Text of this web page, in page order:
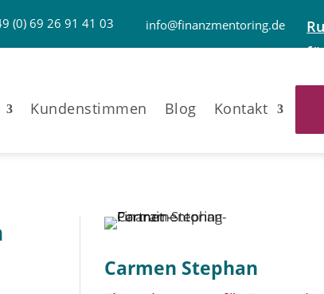
(0) 69 26 91 41 03 info@finanzmentoring.de
Kundenstimmen Blog Kontakt
Carmen Stephan